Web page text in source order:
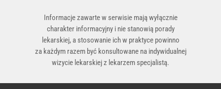
Informacje zawarte w serwisie mają wyłącznie
charakter informacyjny i nie stanowią porady
lekarskiej, a stosowanie ich w praktyce powinno
za każdym razem być konsultowane na indywidualnej
wizycie lekarskiej z lekarzem specjalistą.